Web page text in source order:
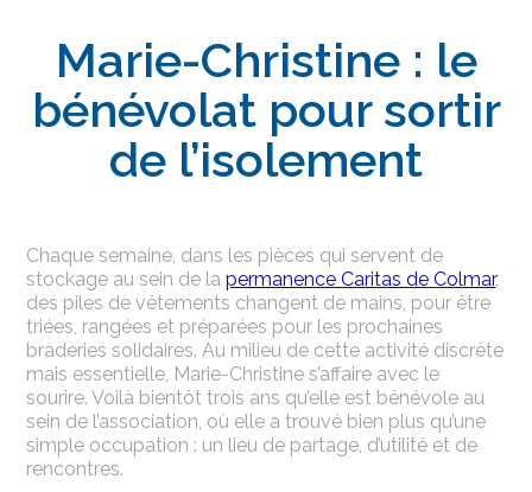
Marie-Christine : le
bénévolat pour sortir
de l’isolement
Chaque semaine, dans les pièces qui servent de
stockage au sein de lapermanence Caritas de Colmar,
des piles de vêtements changent de mains, pour être
triées, rangées et préparées pour les prochaines
braderies solidaires. Au milieu de cette activité discrète
mais essentielle, Marie-Christine s’affaire avec le
sourire. Voilà bientôt trois ans qu’elle est bénévole au
sein de l’association, où elle a trouvé bien plus qu’une
simple occupation : un lieu de partage, d’utilité et de
rencontres.